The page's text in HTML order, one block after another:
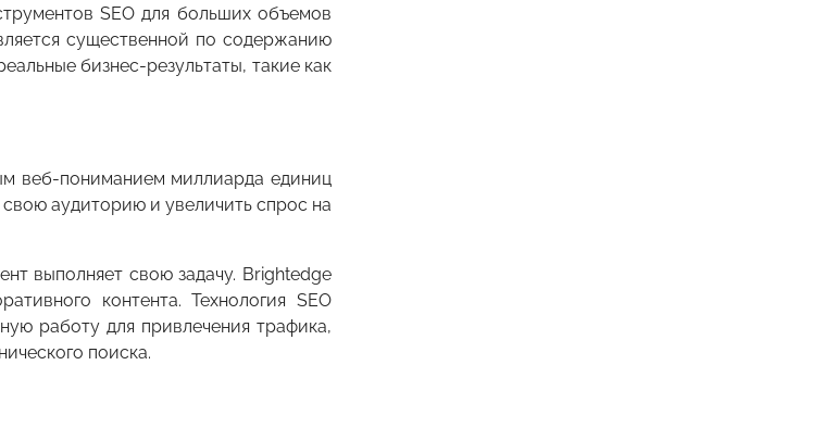
SEO для больших объемов
существенной по содержанию
бизнес-результаты, такие как
веб-пониманием миллиарда единиц
аудиторию и увеличить спрос на
выполняет свою задачу. Brightеdge
контента. Технология SEO
работу для привлечения трафика,
поиска.